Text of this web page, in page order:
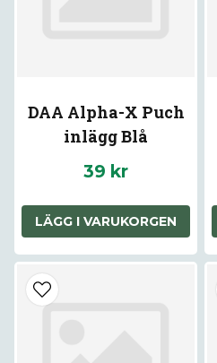
DAA Alpha-X Puch
inlägg Blå
39 kr
LÄGG I VARUKORGEN